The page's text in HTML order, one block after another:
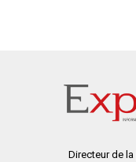
Directeur de